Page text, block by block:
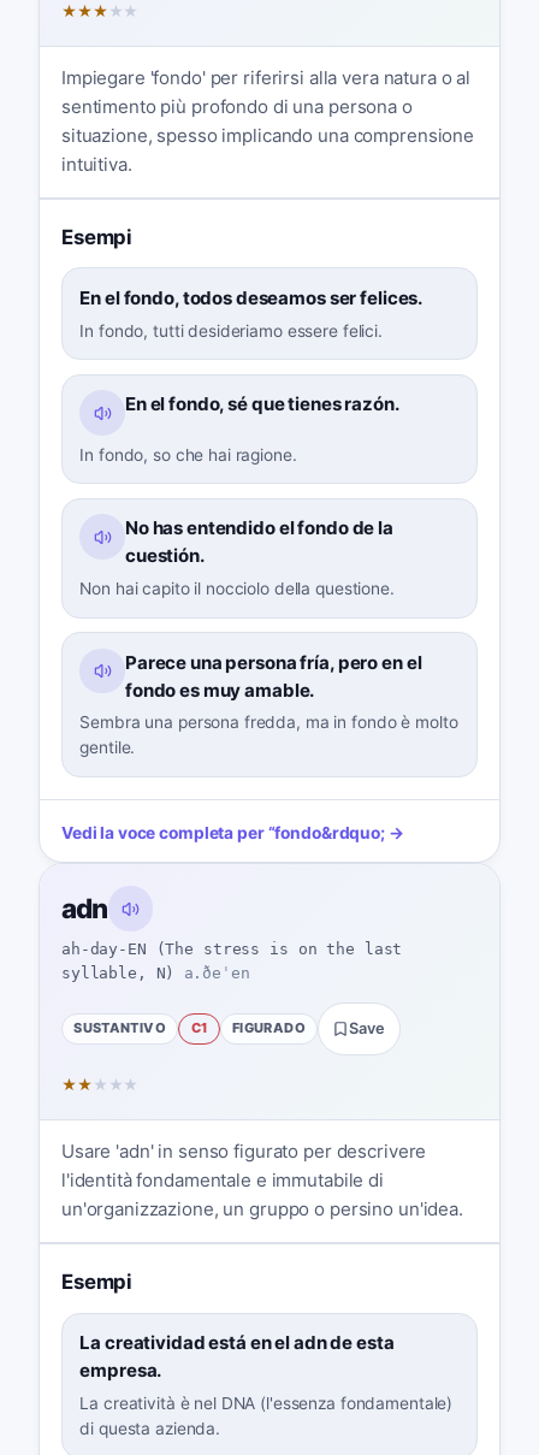
★★★ ★ ★
Impiegare 'fondo' per riferirsi alla vera natura o al
sentimento più profondo di una persona o
situazione, spesso implicando una comprensione
intuitiva.
Esempi
En el fondo, todos deseamos ser felices.
In fondo, tutti desideriamo essere felici.
En el fondo, sé que tienes razón.
In fondo, so che hai ragione.
No has entendido el fondo de la
cuestión.
Non hai capito il nocciolo della questione.
Parece una persona fría, pero en el
fondo es muy amable.
Sembra una persona fredda, ma in fondo è molto
gentile.
Vedi la voce completa per“fondo&rdquo; →
adn
ah-day-EN (The stress is on the last
syllable, N)
a.ðeˈen
SUSTANTIVO C1 FIGURADO Save
★★ ★ ★ ★
Usare 'adn' in senso figurato per descrivere
l'identità fondamentale e immutabile di
un'organizzazione, un gruppo o persino un'idea.
Esempi
La creatividad está en el adn de esta
empresa.
La creatività è nel DNA (l'essenza fondamentale)
di questa azienda.